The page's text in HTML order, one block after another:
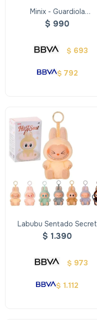
Minix - Guardiola
Manchester City
$ 990
$ 693
$ 792
Labubu Sentado Secret
$ 1.390
$ 973
$ 1.112